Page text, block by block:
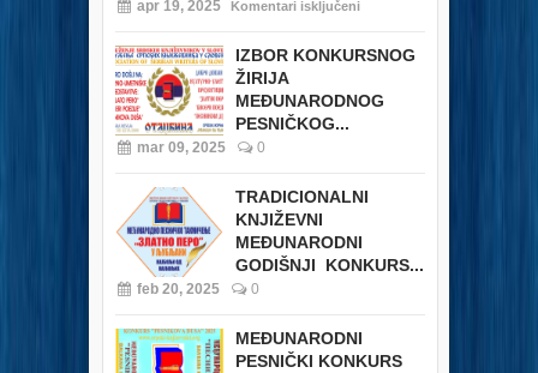
apr 19, 2025 Komentari isključeni
IZBOR KONKURSNOG
ŽIRIJA
MEĐUNARODNOG
PESNIČKOG...
mar 09, 2025 0
TRADICIONALNI
KNJIŽEVNI
MEĐUNARODNI
GODIŠNJI KONKURS...
feb 20, 2025 0
MEĐUNARODNI
PESNIČKI KONKURS